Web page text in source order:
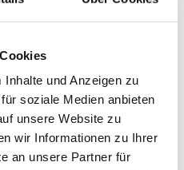
und Anzeigen zu
soziale Medien anbieten
unsere Website zu
wir Informationen zu Ihrer
an unsere Partner für
ist entscheidend für ein
sich durch folgende